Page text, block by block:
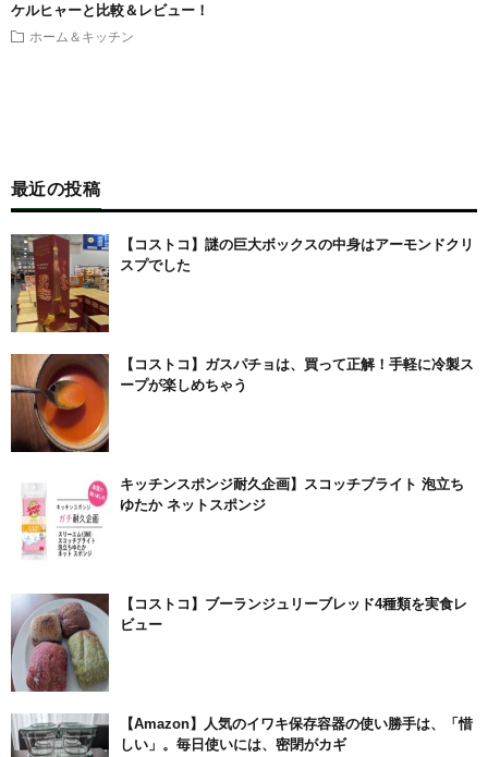
ケルヒャーと比較＆レビュー！
ホーム＆キッチン
最近の投稿
【コストコ】謎の巨大ボックスの中身はアーモンドクリ
スプでした
【コストコ】ガスパチョは、買って正解！手軽に冷製ス
ープが楽しめちゃう
キッチンスポンジ耐久企画】スコッチブライト 泡立ち
ゆたか ネットスポンジ
【コストコ】ブーランジュリーブレッド4種類を実食レ
ビュー
【Amazon】人気のイワキ保存容器の使い勝手は、「惜
しい」。毎日使いには、密閉がカギ